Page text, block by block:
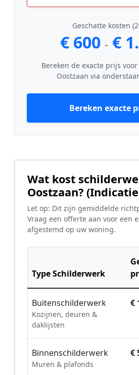
Geschatte kosten
€ 600 - €
Bereken de exacte prijs
Oostzaan via
Bereken exacte
Wat kost
Oostzaan?
Let op: Dit zijn gemiddelde
Vraag een offerte aan voor een
afgestemd op uw woning.
Type Schilderwerk
Buitenschilderwerk
Kozijnen, deuren &
daklijsten
€
Binnenschilderwerk
Muren & plafonds
€